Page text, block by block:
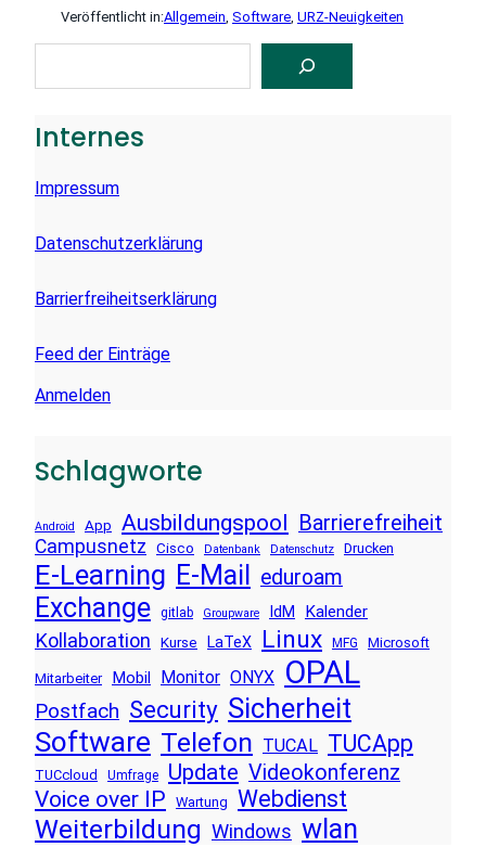
Veröffentlicht in:Allgemein, Software, URZ-Neuigkeiten
C
Internes
Impressum
Datenschutzerklärung
Barrierfreiheitserklärung
Feed der Einträge
Anmelden
Schlagworte
Android App Ausbildungspool Barrierefreiheit
Campusnetz Cisco Datenbank Datenschutz Drucken
E-Learning E-Mail eduroam
Exchange gitlab Groupware IdM Kalender
Kollaboration Kurse LaTeX Linux MFG Microsoft
Mitarbeiter Mobil Monitor ONYX OPAL
Postfach Security Sicherheit
Software Telefon TUCAL TUCApp
TUCcloud Umfrage Update Videokonferenz
Voice over IP Wartung Webdienst
Weiterbildung Windows wlan